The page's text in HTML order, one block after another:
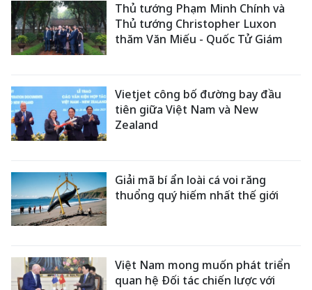
Thủ tướng Phạm Minh Chính và
Thủ tướng Christopher Luxon
thăm Văn Miếu - Quốc Tử Giám
Vietjet công bố đường bay đầu
tiên giữa Việt Nam và New
Zealand
Giải mã bí ẩn loài cá voi răng
thuổng quý hiếm nhất thế giới
Việt Nam mong muốn phát triển
quan hệ Đối tác chiến lược với